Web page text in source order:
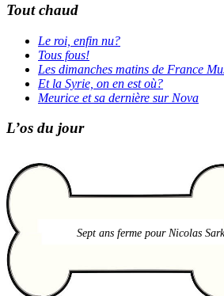
Tout chaud
Le roi, enfin nu?
Tous fous!
Les dimanches matins de France
Et la Syrie, on en est où?
Meurice et sa dernière sur Nova
L’os du jour
Sept ans ferme pour Nicolas